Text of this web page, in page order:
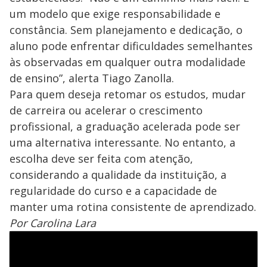
um modelo que exige responsabilidade e
constância. Sem planejamento e dedicação, o
aluno pode enfrentar dificuldades semelhantes
às observadas em qualquer outra modalidade
de ensino”, alerta Tiago Zanolla.
Para quem deseja retomar os estudos, mudar
de carreira ou acelerar o crescimento
profissional, a graduação acelerada pode ser
uma alternativa interessante. No entanto, a
escolha deve ser feita com atenção,
considerando a qualidade da instituição, a
regularidade do curso e a capacidade de
manter uma rotina consistente de aprendizado.
Por Carolina Lara